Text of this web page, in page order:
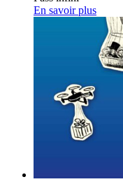
En savoir plus